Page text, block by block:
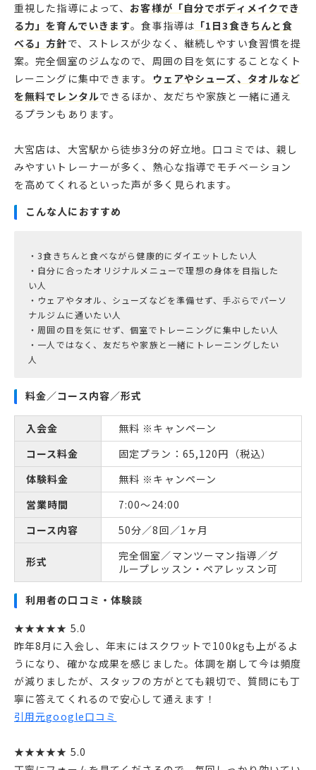
重視した指導によって、 お客様が「自分でボディメイクでき
る力」を育んでいきます。食事指導は 「1日3食きちんと食
べる」方針で、ストレスが少なく、継続しやすい食習慣を提
案。完全個室のジムなので、周囲の目を気にすることなくト
レーニングに集中できます。
ウェアやシューズ、タオルなど
を無料でレンタルできるほか、友だちや家族と一緒に通え
るプランもあります。
大宮店は、大宮駅から徒歩3分の好立地。口コミでは、親し
みやすいトレーナーが多く、熱心な指導でモチベーション
を高めてくれるといった声が多く見られます。
こんな人におすすめ
・3食きちんと食べながら健康的にダイエットしたい人
・自分に合ったオリジナルメニューで理想の身体を目指した
い人
・ウェアやタオル、シューズなどを準備せず、手ぶらでパーソ
ナルジムに通いたい人
・周囲の目を気にせず、個室でトレーニングに集中したい人
・一人ではなく、友だちや家族と一緒にトレーニングしたい
料金／コース内容／形式
入会金
無料 ※キャンペーン
コース料金
固定プラン：65,120円（税込）
体験料金
無料 ※キャンペーン
営業時間
7:00～24:00
コース内容
50分／8回／1ヶ月
形式
完全個室／マンツーマン指導／グ
ループレッスン・ペアレッスン可
利用者の口コミ・体験談
★★★★★ 5.0
昨年8月に入会し、年末にはスクワットで100kgも上がるよ
うになり、確かな成果を感じました。体調を崩して今は頻度
が減りましたが、スタッフの方がとても親切で、質問にも丁
寧に答えてくれるので安心して通えます！
引用元google口コミ
★★★★★ 5.0